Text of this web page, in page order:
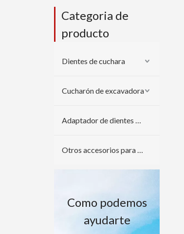
Categoria de
producto
Dientes de cuchara
Cucharón de excavadora
Adaptador de dientes de cuchara
Otros accesorios para excavadoras
Como podemos
ayudarte